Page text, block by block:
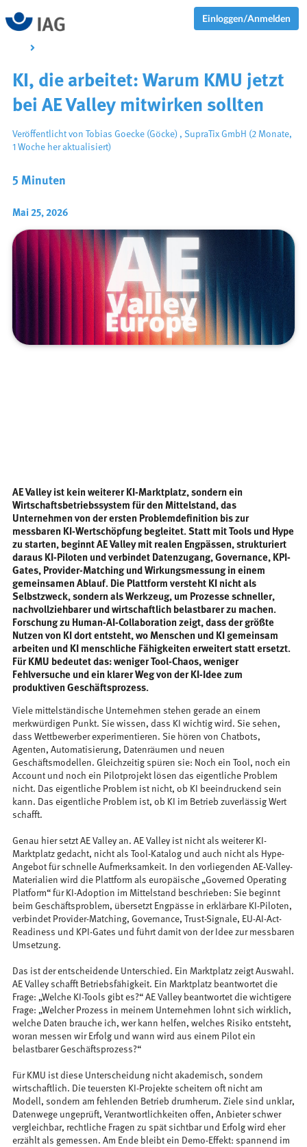
Einloggen/Anmelden
5 Minuten
Mai 25, 2026
KI, die arbeitet: Warum KMU jetzt
bei AE Valley mitwirken sollten
Veröffentlicht von Tobias Goecke (Göcke), SupraTix GmbH (2 Monate,
1 Woche her aktualisiert)
AE Valley ist kein weiterer KI-Marktplatz, sondern ein
Wirtschaftsbetriebssystem für den Mittelstand, das
Unternehmen von der ersten Problemdefinition bis zur
messbaren KI-Wertschöpfung begleitet. Statt mit Tools und Hype
zu starten, beginnt AE Valley mit realen Engpässen, strukturiert
daraus KI-Piloten und verbindet Datenzugang, Governance, KPI-
Gates, Provider-Matching und Wirkungsmessung in einem
gemeinsamen Ablauf. Die Plattform versteht KI nicht als
Selbstzweck, sondern als Werkzeug, um Prozesse schneller,
nachvollziehbarer und wirtschaftlich belastbarer zu machen.
Forschung zu Human-AI-Collaboration zeigt, dass der größte
Nutzen von KI dort entsteht, wo Menschen und KI gemeinsam
arbeiten und KI menschliche Fähigkeiten erweitert statt ersetzt.
Für KMU bedeutet das: weniger Tool-Chaos, weniger
Fehlversuche und ein klarer Weg von der KI-Idee zum
produktiven Geschäftsprozess.
Viele mittelständische Unternehmen stehen gerade an einem
merkwürdigen Punkt. Sie wissen, dass KI wichtig wird. Sie sehen,
dass Wettbewerber experimentieren. Sie hören von Chatbots,
Agenten, Automatisierung, Datenräumen und neuen
Geschäftsmodellen. Gleichzeitig spüren sie: Noch ein Tool, noch ein
Account und noch ein Pilotprojekt lösen das eigentliche Problem
nicht. Das eigentliche Problem ist nicht, ob KI beeindruckend sein
kann. Das eigentliche Problem ist, ob KI im Betrieb zuverlässig Wert
schafft.
Genau hier setzt AE Valley an. AE Valley ist nicht als weiterer KI-
Marktplatz gedacht, nicht als Tool-Katalog und auch nicht als Hype-
Angebot für schnelle Aufmerksamkeit. In den vorliegenden AE-Valley-
Materialien wird die Plattform als europäische „Governed Operating
Platform“ für KI-Adoption im Mittelstand beschrieben: Sie beginnt
beim Geschäftsproblem, übersetzt Engpässe in erklärbare KI-Piloten,
verbindet Provider-Matching, Governance, Trust-Signale, EU-AI-Act-
Readiness und KPI-Gates und führt damit von der Idee zur messbaren
Umsetzung.
Das ist der entscheidende Unterschied. Ein Marktplatz zeigt Auswahl.
AE Valley schafft Betriebsfähigkeit. Ein Marktplatz beantwortet die
Frage: „Welche KI-Tools gibt es?“ AE Valley beantwortet die wichtigere
Frage: „Welcher Prozess in meinem Unternehmen lohnt sich wirklich,
welche Daten brauche ich, wer kann helfen, welches Risiko entsteht,
woran messen wir Erfolg und wann wird aus einem Pilot ein
belastbarer Geschäftsprozess?“
Für KMU ist diese Unterscheidung nicht akademisch, sondern
wirtschaftlich. Die teuersten KI-Projekte scheitern oft nicht am
Modell, sondern am fehlenden Betrieb drumherum. Ziele sind unklar,
Datenwege ungeprüft, Verantwortlichkeiten offen, Anbieter schwer
vergleichbar, rechtliche Fragen zu spät sichtbar und Erfolg wird eher
erzählt als gemessen. Am Ende bleibt ein Demo-Effekt: spannend im